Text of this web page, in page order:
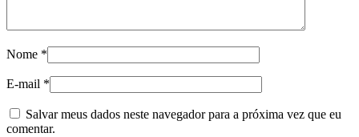
Nome *
E-mail *
Salvar meus dados neste navegador para a próxima vez que eu
comentar.